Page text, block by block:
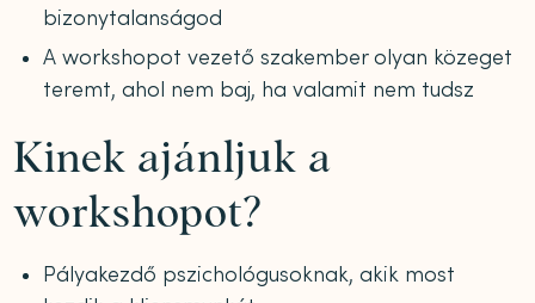
bizonytalanságod
A workshopot vezető szakember olyan közeget
teremt, ahol nem baj, ha valamit nem tudsz
Kinek ajánljuk a
workshopot?
Pályakezdő pszichológusoknak, akik most